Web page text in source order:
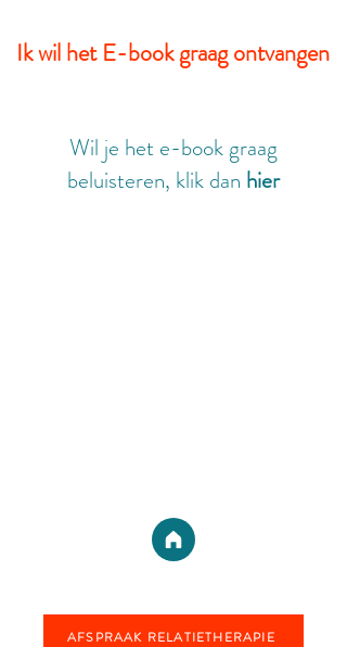
Ik wil het E-book graag ontvangen
Wil je het e-book graag
beluisteren, klik dan hier
AFSPRAAK RELATIETHERAPIE